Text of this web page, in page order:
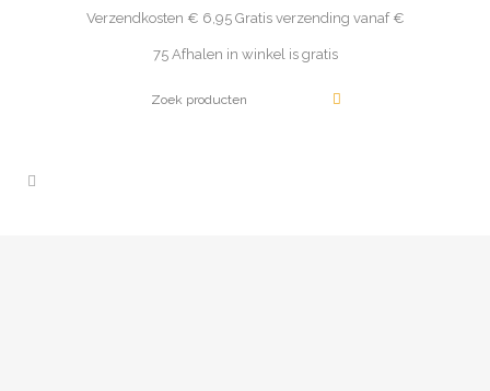
Verzendkosten € 6,95 Gratis verzending vanaf €
75 Afhalen in winkel is gratis